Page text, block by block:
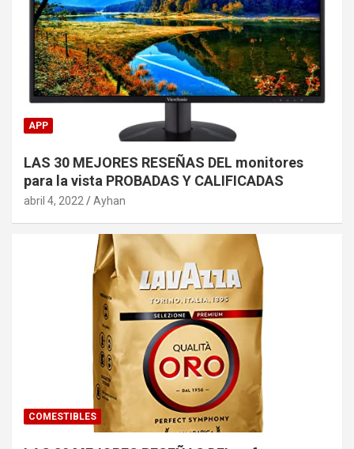
APP
LAS 30 MEJORES RESEÑAS DEL monitores
para la vista PROBADAS Y CALIFICADAS
abril 4, 2022 Ayhan
COMESTIBLES